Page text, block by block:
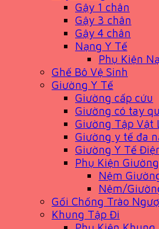
Gậy 1 chân
Gậy 3 chân
Gậy 4 chân
Nạng Y Tế
Phụ Kiện
Ghế Bô Vệ Sinh
Giường Y Tế
Giường cấp cứu
Giường có tay
Giường Tập Vật
Giường y tế đa
Giường Y Tế
Phụ Kiện
Nệm
Nệm/
Gối Chống Trào
Khung Tập Đi